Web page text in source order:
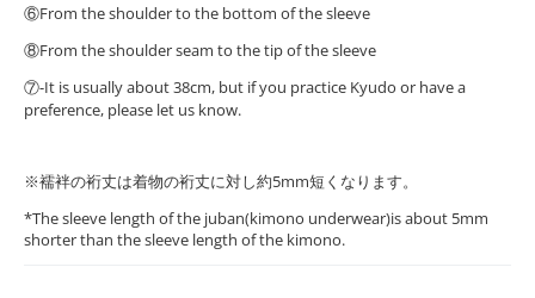
⑥From the shoulder to the bottom of the sleeve
⑧From the shoulder seam to the tip of the sleeve
⑦-It is usually about 38cm, but if you practice Kyudo or have a
preference, please let us know.
※襦袢の裄丈は着物の裄丈に対し約5mm短くなります。
*The sleeve length of the juban(kimono underwear)is about 5mm
shorter than the sleeve length of the kimono.